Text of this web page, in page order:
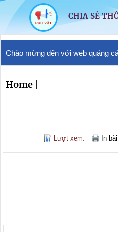
CHIA SẺ
Chào mừng đến với web quảng
Home
Lượt xem: In